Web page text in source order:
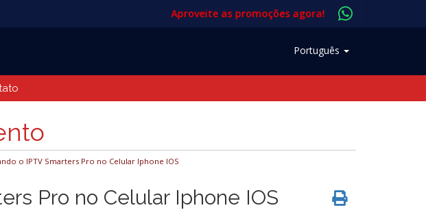
Aproveite as promoções agora!
Português
o IPTV Smarters Pro no Celular Iphone IOS
Pro no Celular Iphone IOS